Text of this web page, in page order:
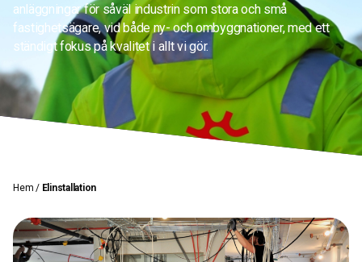
anläggningar för såväl industrin som stora och små
fastighetsägare, vid både ny- och ombyggnationer, med ett
ständigt fokus på kvalitet i allt vi gör.
Hem / Elinstallation